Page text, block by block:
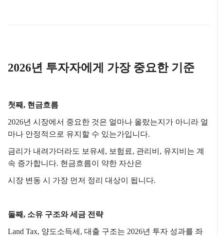
2026년 투자자에게 가장 중요한 기준
첫째, 현금흐름
2026년 시장에서 중요한 것은 얼마나 올랐는지가 아니라 얼
마나 안정적으로 유지할 수 있는가입니다.
금리가 내려가더라도 보유세, 보험료, 관리비, 유지비는 계
속 증가합니다. 현금흐름이 약한 자산은
시장 변동 시 가장 먼저 정리 대상이 됩니다.
둘째, 소유 구조와 세금 전략
Land Tax, 양도소득세, 대출 구조는 2026년 투자 성과를 좌